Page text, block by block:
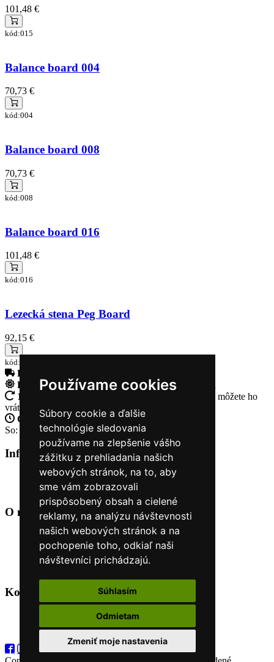
Používame cookies
Súbory cookie a ďalšie
technológie sledovania
používame na zlepšenie vášho
zážitku z prehliadania našich
webových stránok, na to, aby
sme vám zobrazovali
prispôsobený obsah a cielené
reklamy, na analýzu návštevnosti
našich webových stránok a na
pochopenie toho, odkiaľ naši
návštevníci prichádzajú.
Súhlasím
Odmietam
Zmeniť moje nastavenia
101,48 €
kód:015
Balance board 004
70,73 €
kód:004
Balance board 008
70,73 €
kód:008
Balance board 016
101,48 €
kód:016
Lezecká stena Peg Board
92,15 €
kód:pegboard0001
Doprava zadarmo
Rýchle dodanieTovar Vám odošleme do 24 hodín
14 Dní na vrátenie tovaru
Ak Vám tovar nesadne, môžete ho
vrátiť
Otvorené celý týždeňPo - pia: 8:30 - 16:30
So: 9:00 - 12:00
Informácie+
O nás
Kontakt
O nás +
Úvod
Obchodné podmienky
Nákup na splátky cez Quatro
Odstúpiť od zmluvy TU
Kontakt
+421 915 44 15 99
eshop@horyasport.sk